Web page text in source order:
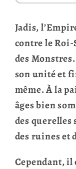
Jadis,
contre le
des
son unité et
même. À la
âges bien
des querelles
des ruines et
Cependant,